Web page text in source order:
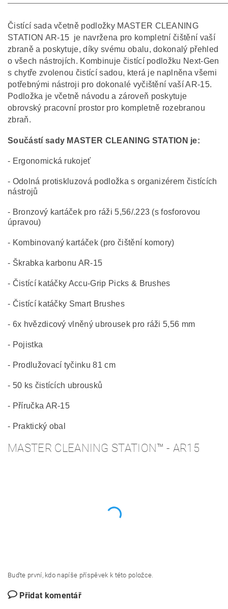
Čistící sada včetně podložky MASTER CLEANING
STATION AR-15 je navržena pro kompletní čištění vaší
zbraně a poskytuje, díky svému obalu, dokonalý přehled
o všech nástrojích. Kombinuje čistící podložku Next-Gen
s chytře zvolenou čistící sadou, která je naplněna všemi
potřebnými nástroji pro dokonalé vyčištění vaší AR-15.
Podložka je včetně návodu a zároveň poskytuje
obrovský pracovní prostor pro kompletně rozebranou
zbraň.
Součástí sady MASTER CLEANING STATION je:
- Ergonomická rukojeť
- Odolná protiskluzová podložka s organizérem čistících
nástrojů
- Bronzový kartáček pro ráži 5,56/.223 (s fosforovou
úpravou)
- Kombinovaný kartáček (pro čištění komory)
- Škrabka karbonu AR-15
- Čistící katáčky Accu-Grip Picks & Brushes
- Čistící katáčky Smart Brushes
- 6x hvězdicový vlněný ubrousek pro ráži 5,56 mm
- Pojistka
- Prodlužovací tyčinku 81 cm
- 50 ks čistících ubrousků
- Příručka AR-15
- Praktický obal
MASTER CLEANING STATION™ - AR15
Buďte první, kdo napíše příspěvek k této položce.
Přidat komentář